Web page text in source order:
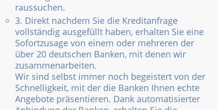
raussuchen.
3. Direkt nachdem Sie die Kreditanfrage
vollständig ausgefüllt haben, erhalten Sie eine
Sofortzusage von einem oder mehreren der
über 20 deutschen Banken, mit denen wir
zusammenarbeiten.
Wir sind selbst immer noch begeistert von der
Schnelligkeit, mit der die Banken Ihnen echte
Angebote präsentieren. Dank automatisierter